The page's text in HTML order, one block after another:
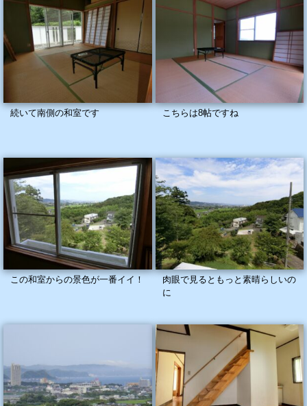
続いて南側の和室です こちらは8帖ですね
この和室からの景色が一番イイ！
肉眼で見るともっと素晴らしいの
に